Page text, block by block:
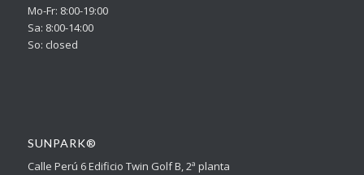
Mo-Fr: 8:00-19:00
Sa: 8:00-14:00
So: closed
SUNPARK®
Calle Perú 6 Edificio Twin Golf B, 2ª planta